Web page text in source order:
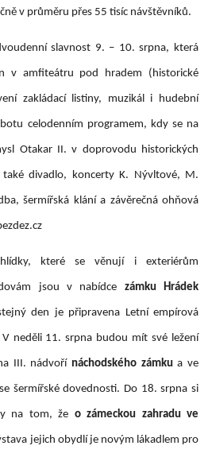
v průměru přes 55 tisíc návštěvníků.
slavnost 9. – 10. srpna, která
amfiteátru pod hradem (historické
zakládací listiny, muzikál i hudební
celodenním programem, kdy se na
Otakar II. v doprovodu historických
divadlo, koncerty K. Nývltové, M.
šermířská klání a závěrečná ohňová
které se věnují i exteriérům
jsou v nabídce zámku Hrádek
den je připravena Letní empírová
neděli 11. srpna budou mít své ležení
III. nádvoří náchodského zámkua ve
šermířské dovednosti. Do 18. srpna si
na tom, že o zámeckou zahradu ve
jejich obydlí je novým lákadlem pro